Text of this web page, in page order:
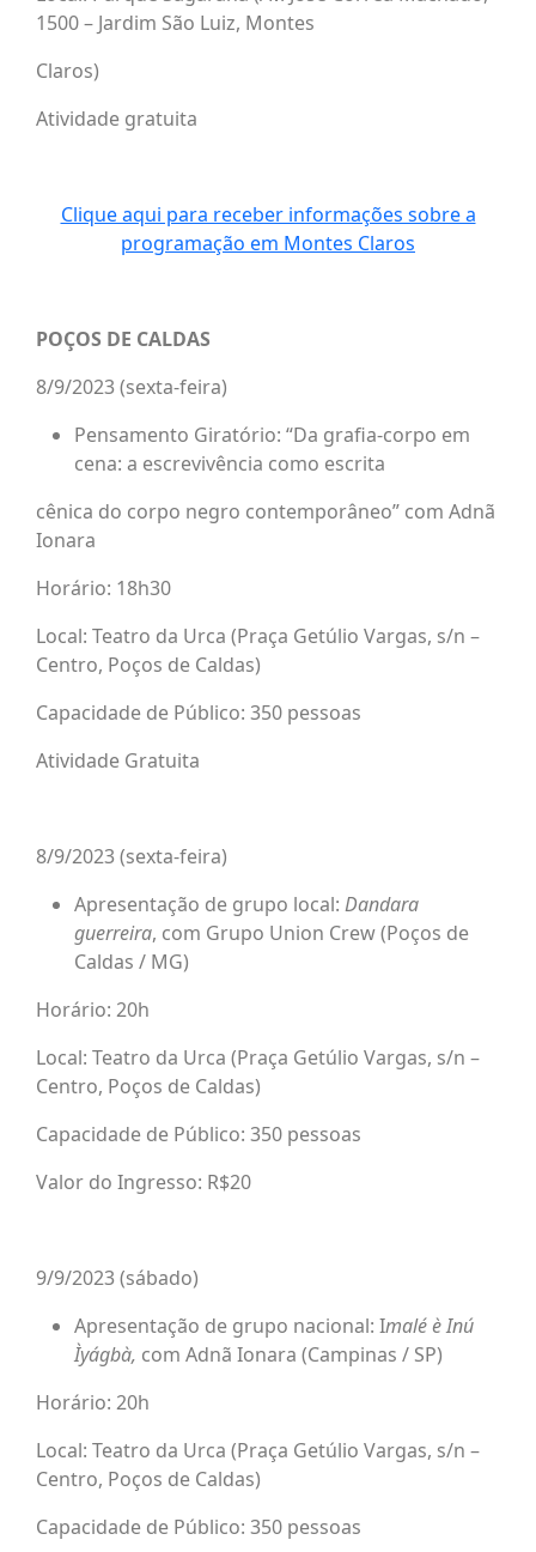
1500 – Jardim São Luiz, Montes
Claros)
Atividade gratuita
Clique aqui para receber informações sobre a
programação em Montes Claros
POÇOS DE CALDAS
8/9/2023 (sexta-feira)
Pensamento Giratório: “Da grafia-corpo em
cena: a escrevivência como escrita
cênica do corpo negro contemporâneo” com Adnã
Ionara
Horário: 18h30
Local: Teatro da Urca (Praça Getúlio Vargas, s/n –
Centro, Poços de Caldas)
Capacidade de Público: 350 pessoas
Atividade Gratuita
8/9/2023 (sexta-feira)
Apresentação de grupo local: Dandara
guerreira, com Grupo Union Crew (Poços de
Caldas / MG)
Horário: 20h
Local: Teatro da Urca (Praça Getúlio Vargas, s/n –
Centro, Poços de Caldas)
Capacidade de Público: 350 pessoas
Valor do Ingresso: R$20
9/9/2023 (sábado)
Apresentação de grupo nacional: Imalé è Inú
Ìyágbà, com Adnã Ionara (Campinas / SP)
Horário: 20h
Local: Teatro da Urca (Praça Getúlio Vargas, s/n –
Centro, Poços de Caldas)
Capacidade de Público: 350 pessoas